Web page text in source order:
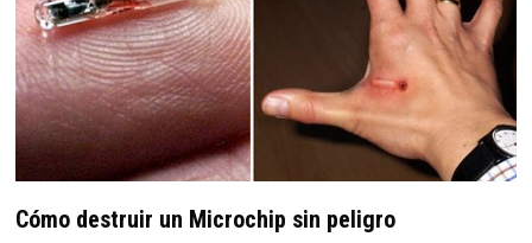
Cómo destruir un Microchip sin peligro